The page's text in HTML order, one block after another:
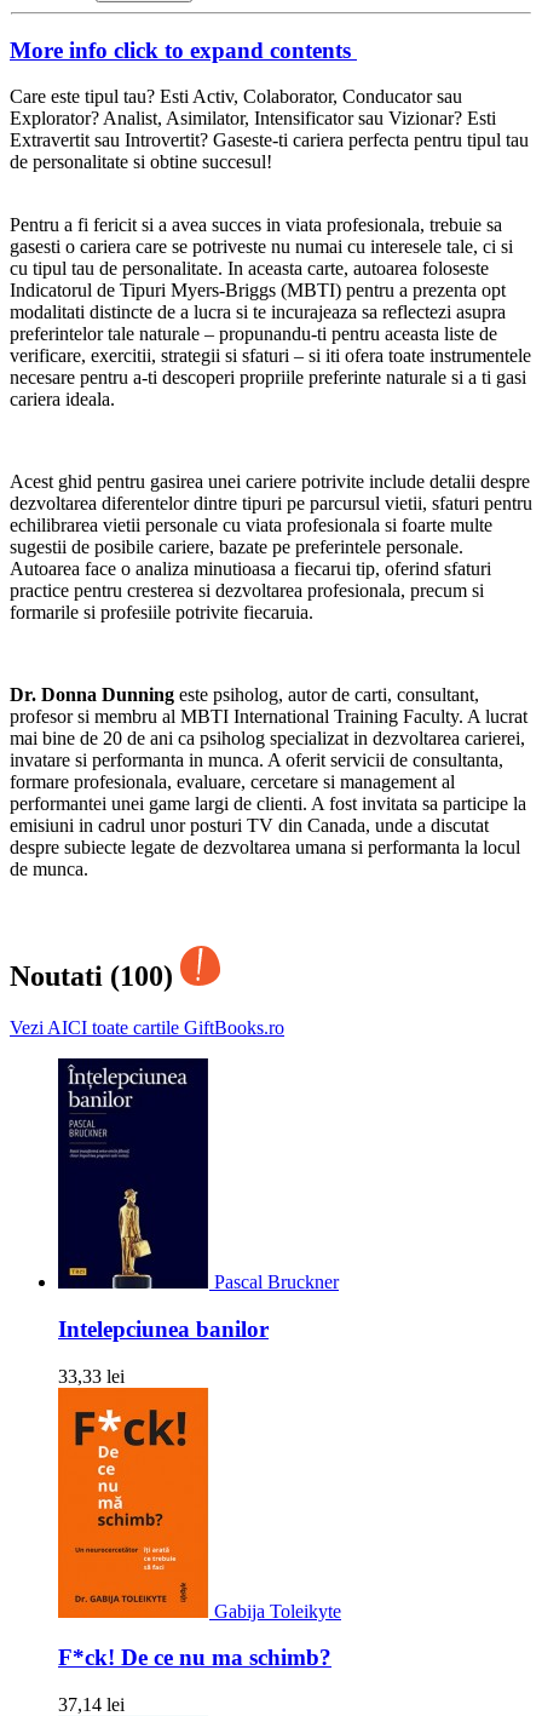
More info click to expand contents
Care este tipul tau? Esti Activ, Colaborator, Conducator sau
Explorator? Analist, Asimilator, Intensificator sau Vizionar? Esti
Extravertit sau Introvertit? Gaseste-ti cariera perfecta pentru tipul tau
de personalitate si obtine succesul!
Pentru a fi fericit si a avea succes in viata profesionala, trebuie sa
gasesti o cariera care se potriveste nu numai cu interesele tale, ci si
cu tipul tau de personalitate. In aceasta carte, autoarea foloseste
Indicatorul de Tipuri Myers-Briggs (MBTI) pentru a prezenta opt
modalitati distincte de a lucra si te incurajeaza sa reflectezi asupra
preferintelor tale naturale – propunandu-ti pentru aceasta liste de
verificare, exercitii, strategii si sfaturi – si iti ofera toate instrumentele
necesare pentru a-ti descoperi propriile preferinte naturale si a ti gasi
cariera ideala.
Acest ghid pentru gasirea unei cariere potrivite include detalii despre
dezvoltarea diferentelor dintre tipuri pe parcursul vietii, sfaturi pentru
echilibrarea vietii personale cu viata profesionala si foarte multe
sugestii de posibile cariere, bazate pe preferintele personale.
Autoarea face o analiza minutioasa a fiecarui tip, oferind sfaturi
practice pentru cresterea si dezvoltarea profesionala, precum si
formarile si profesiile potrivite fiecaruia.
Dr. Donna Dunning este psiholog, autor de carti, consultant,
profesor si membru al MBTI International Training Faculty. A lucrat
mai bine de 20 de ani ca psiholog specializat in dezvoltarea carierei,
invatare si performanta in munca. A oferit servicii de consultanta,
formare profesionala, evaluare, cercetare si management al
performantei unei game largi de clienti. A fost invitata sa participe la
emisiuni in cadrul unor posturi TV din Canada, unde a discutat
despre subiecte legate de dezvoltarea umana si performanta la locul
de munca.
Noutati (100)
Vezi AICI toate cartile GiftBooks.ro
Pascal Bruckner
Intelepciunea banilor
33,33 lei
Gabija Toleikyte
F*ck! De ce nu ma schimb?
37,14 lei